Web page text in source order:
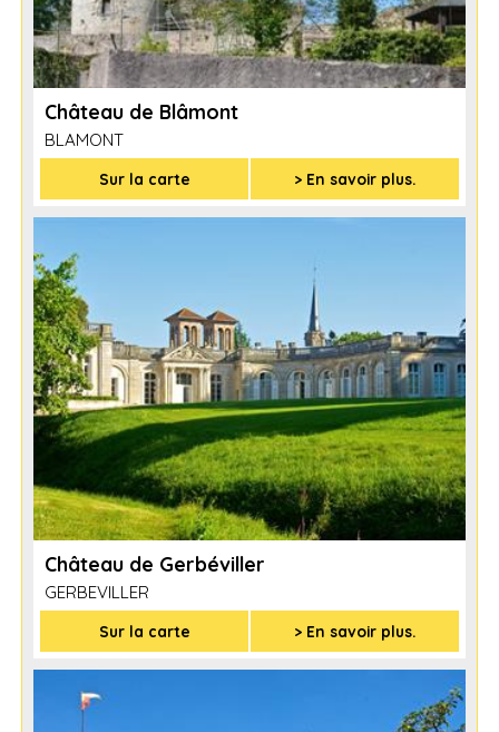
Château de Blâmont
BLAMONT
Sur la carte > En savoir plus.
Château de Gerbéviller
GERBEVILLER
Sur la carte > En savoir plus.